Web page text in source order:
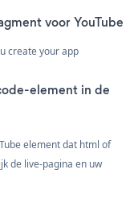
voor YouTube
create your app
element in de
element dat html of
de live-pagina en uw